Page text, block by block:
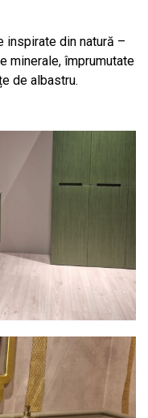
inspirate din natură –
minerale, împrumutate
de albastru.